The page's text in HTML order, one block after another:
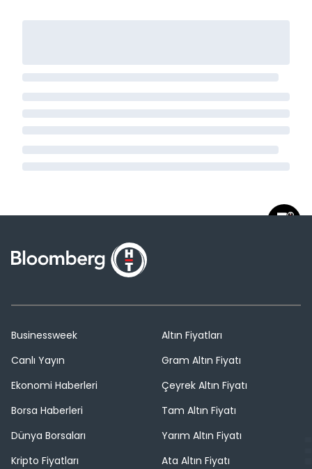
Businessweek
Canlı Yayın
Ekonomi Haberleri
Borsa Haberleri
Dünya Borsaları
Kripto Fiyatları
Altın Fiyatları
Gram Altın Fiyatı
Çeyrek Altın Fiyatı
Tam Altın Fiyatı
Yarım Altın Fiyatı
Ata Altın Fiyatı